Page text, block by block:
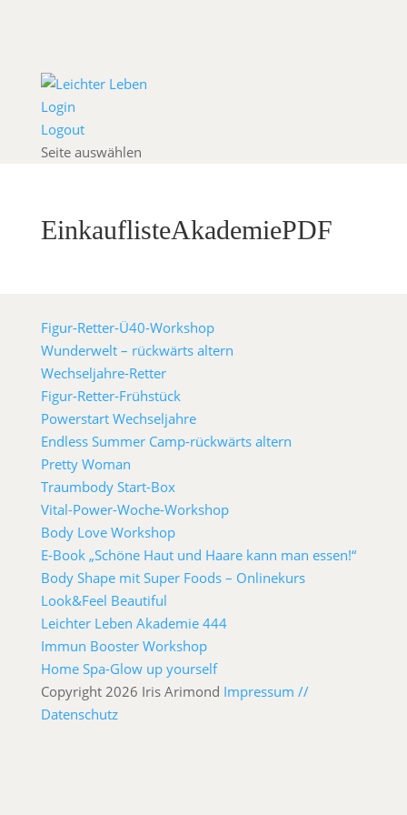
Login
Logout
Seite auswählen
EinkauflisteAkademiePDF
Figur-Retter-Ü40-Workshop
Wunderwelt – rückwärts altern
Wechseljahre-Retter
Figur-Retter-Frühstück
Powerstart Wechseljahre
Endless Summer Camp-rückwärts altern
Pretty Woman
Traumbody Start-Box
Vital-Power-Woche-Workshop
Body Love Workshop
E-Book „Schöne Haut und Haare kann man essen!“
Body Shape mit Super Foods – Onlinekurs
Look&Feel Beautiful
Leichter Leben Akademie 444
Immun Booster Workshop
Home Spa-Glow up yourself
Copyright 2026 Iris Arimond Impressum //
Datenschutz